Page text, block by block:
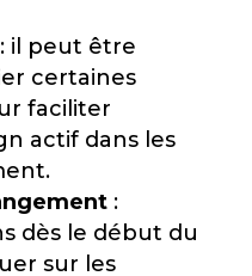
il peut être
certaines
faciliter
actif dans les
:
dès le début du
sur les